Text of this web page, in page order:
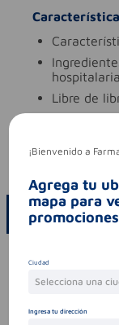
hospitalaria
libre de
Sin comentarios.
¡Bienvenido a
Agrega tu
mapa para
Ciudad
Selecciona una
Ingresa tu dirección